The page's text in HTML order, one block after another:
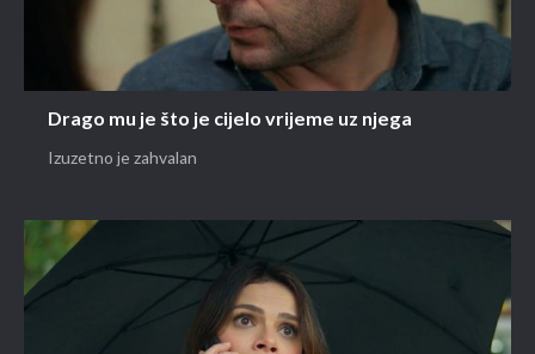
Drago mu je što je cijelo vrijeme uz njega
Izuzetno je zahvalan